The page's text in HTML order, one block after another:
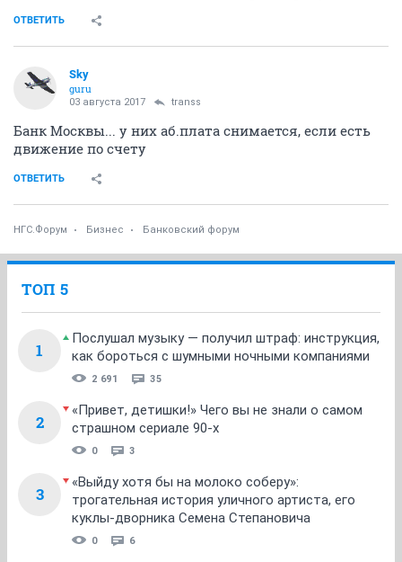
ОТВЕТИТЬ
Sky
guru
03 августа 2017 transs
Банк Москвы... у них аб.плата снимается, если есть
движение по счету
ОТВЕТИТЬ
НГС.Форум Бизнес Банковский форум
ТОП 5
1
Послушал музыку — получил штраф: инструкция,
как бороться с шумными ночными компаниями
2 691 35
2
«Привет, детишки!» Чего вы не знали о самом
страшном сериале 90-х
0 3
3
«Выйду хотя бы на молоко соберу»:
трогательная история уличного артиста, его
куклы-дворника Семена Степановича
0 6